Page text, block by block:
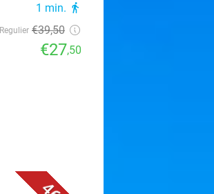
1 min. directions_walk
Regulier €39,50
€27,50